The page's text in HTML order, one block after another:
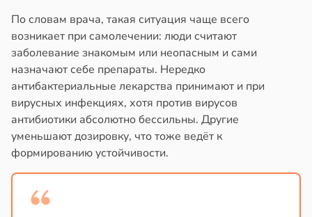
По словам врача, такая ситуация чаще всего
возникает при самолечении: люди считают
заболевание знакомым или неопасным и сами
назначают себе препараты. Нередко
антибактериальные лекарства принимают и при
вирусных инфекциях, хотя против вирусов
антибиотики абсолютно бессильны. Другие
уменьшают дозировку, что тоже ведёт к
формированию устойчивости.